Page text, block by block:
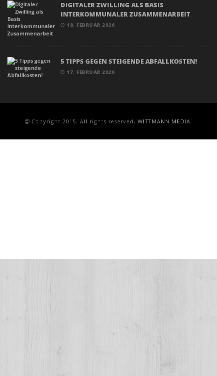
DIGITALER ZWILLING ALS BASIS
INTERKOMMUNALER ZUSAMMENARBEIT
18. FEBRUAR 2026
5 TIPPS GEGEN STEIGENDE ABFALLKOSTEN!
17. FEBRUAR 2026
Copyright 2015. All rights reserved. WITTMANN MEDIA.